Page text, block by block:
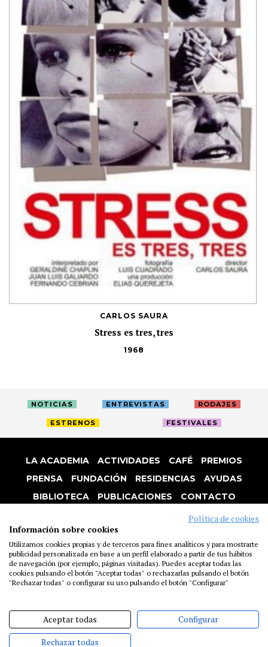
CARLOS SAURA
Stress es tres, tres
1968
NOTICIAS ENTREVISTAS RODAJES
ESTRENOS FESTIVALES
LA ACADEMIA ACTIVIDADES CAFÉ
PREMIOS
PRENSA
FUNDACIÓN RESIDENCIAS
AYUDAS
BIBLIOTECA
PUBLICACIONES
CONTACTO
COOKIES
Política de cookies
Información sobre cookies
Utilizamos cookies propias y de terceros para fines analíticos y para mostrarte
publicidad personalizada en base a un perfil elaborado a partir de tus hábitos
de navegación (por ejemplo, páginas visitadas). Puedes aceptar todas las
cookies pulsando el botón "Aceptar todas" o rechazarlas pulsando el botón
"Rechazar todas" o configurar su uso pulsando el botón "Configurar"
Aceptar todas Configurar
Rechazar todas